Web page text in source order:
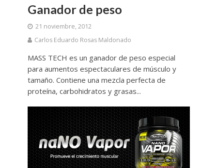
Ganador de peso
21 noviembre, 2012
Carlos Eduardo Rosas Maldonado
MASS TECH es un ganador de peso especial
para aumentos espectaculares de músculo y
tamaño. Contiene una mezcla perfecta de
proteína, carbohidratos y grasas...